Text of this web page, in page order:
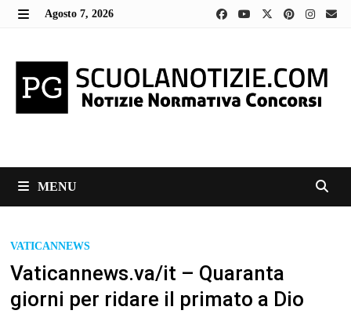
Skip
Agosto 7, 2026
MENU
VATICANNEWS
Vaticannews.va/it – Quaranta
giorni per ridare il primato a Dio